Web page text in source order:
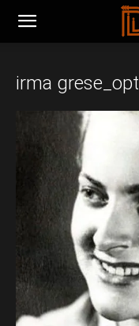
irma grese_opt